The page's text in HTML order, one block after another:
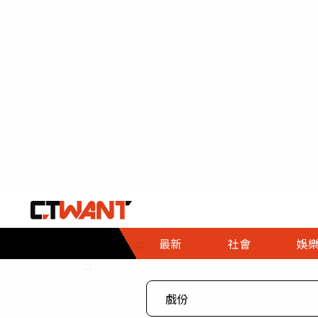
::: 最新 社會
社會首頁
時事
娛樂
娛樂首頁
即時
專題
財經首頁
熱線
３Ｃ
政